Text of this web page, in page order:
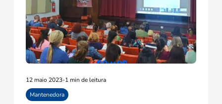
12 maio 2023-1 min de leitura
Mantenedora